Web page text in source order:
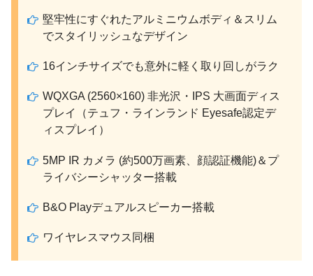
堅牢性にすぐれたアルミニウムボディ＆スリム
でスタイリッシュなデザイン
16インチサイズでも意外に軽く取り回しがラク
WQXGA (2560×160) 非光沢・IPS 大画面ディス
プレイ（テュフ・ラインランド Eyesafe認定デ
ィスプレイ）
5MP IR カメラ (約500万画素、顔認証機能)＆プ
ライバシーシャッター搭載
B&O Playデュアルスピーカー搭載
ワイヤレスマウス同梱